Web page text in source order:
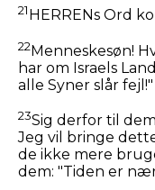
21 HERRENs Ord
22Menneskesøn!
har om Israels
alle Syner slår fejl!"
23Sig derfor til
Jeg vil bringe
de ikke mere
dem: "Tiden er